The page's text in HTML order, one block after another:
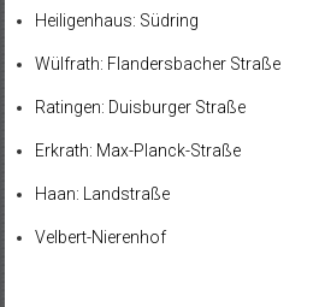
Heiligenhaus: Südring
Wülfrath: Flandersbacher Straße
Ratingen: Duisburger Straße
Erkrath: Max-Planck-Straße
Haan: Landstraße
Velbert-Nierenhof